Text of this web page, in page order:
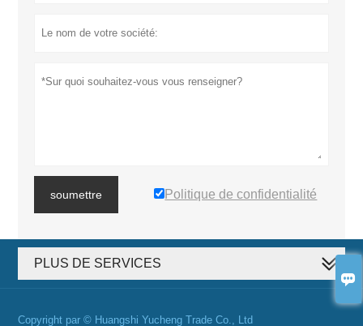

soumettre Politique de confidentialité
PLUS DE SERVICES
Copyright par © Huangshi Yucheng Trade Co., Ltd